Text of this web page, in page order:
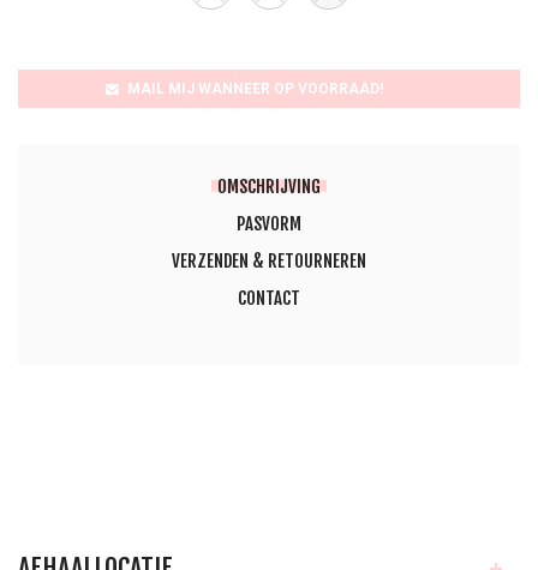
OMSCHRIJVING
PASVORM
VERZENDEN & RETOURNEREN
CONTACT
MAIL MIJ WANNEER OP VOORRAAD!